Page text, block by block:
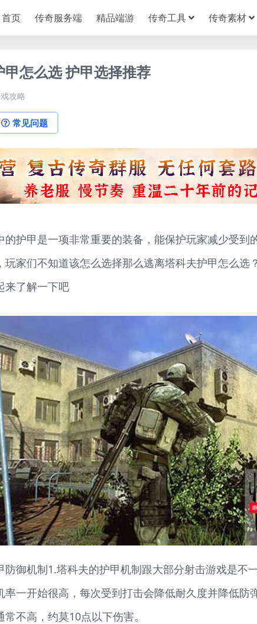
首页 传奇服务端 精品端游 传奇工具 传奇素材
怎么选 护甲选择推荐
攻略
常见问题
的护甲是一项非常重要的装备，能保护玩家减少受到
玩家们不知道该怎么选择那么逃离塔科夫护甲怎么选
来了解一下吧
防御机制1.塔科夫的护甲机制跟大部分射击游戏是不
率一开始很高，每次受到打击会降低耐久度并降低防
不高，约莫10点以下伤害。